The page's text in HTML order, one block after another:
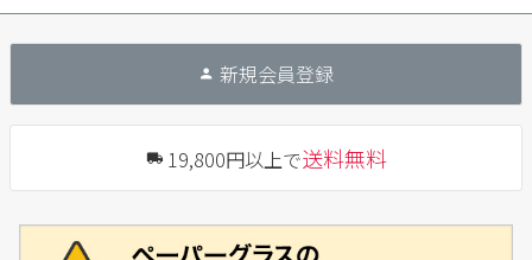
新規会員登録
19,800円以上で送料無料